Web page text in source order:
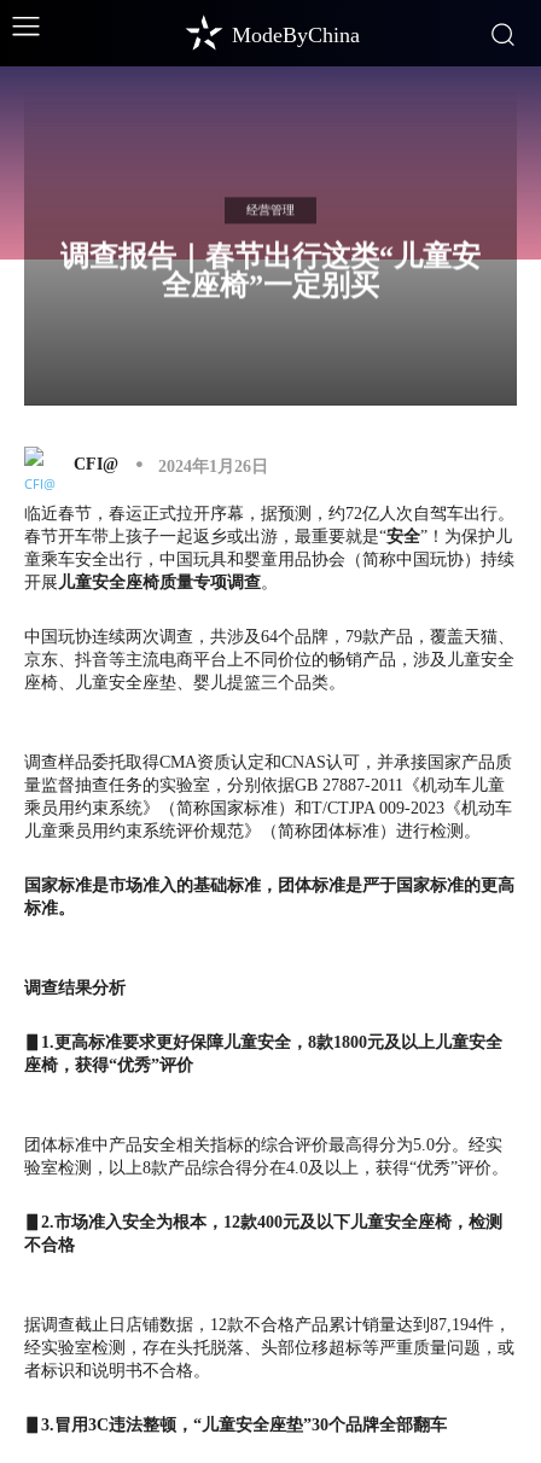
ModeByChina
经营管理
调查报告｜春节出行这类“儿童安
全座椅”一定别买
CFI@ 2024年1月26日
临近春节，春运正式拉开序幕，据预测，约72亿人次自驾车出行。
春节开车带上孩子一起返乡或出游，最重要就是“安全”！为保护儿
童乘车安全出行，中国玩具和婴童用品协会（简称中国玩协）持续
开展儿童安全座椅质量专项调查。
中国玩协连续两次调查，共涉及64个品牌，79款产品，覆盖天猫、
京东、抖音等主流电商平台上不同价位的畅销产品，涉及儿童安全
座椅、儿童安全座垫、婴儿提篮三个品类。
调查样品委托取得CMA资质认定和CNAS认可，并承接国家产品质
量监督抽查任务的实验室，分别依据GB 27887-2011《机动车儿童
乘员用约束系统》（简称国家标准）和T/CTJPA 009-2023《机动车
儿童乘员用约束系统评价规范》（简称团体标准）进行检测。
国家标准是市场准入的基础标准，团体标准是严于国家标准的更高
标准。
调查结果分析
▋1.更高标准要求更好保障儿童安全，8款1800元及以上儿童安全
座椅，获得“优秀”评价
团体标准中产品安全相关指标的综合评价最高得分为5.0分。经实
验室检测，以上8款产品综合得分在4.0及以上，获得“优秀”评价。
▋2.市场准入安全为根本，12款400元及以下儿童安全座椅，检测
不合格
据调查截止日店铺数据，12款不合格产品累计销量达到87,194件，
经实验室检测，存在头托脱落、头部位移超标等严重质量问题，或
者标识和说明书不合格。
▋3.冒用3C违法整顿，“儿童安全座垫”30个品牌全部翻车